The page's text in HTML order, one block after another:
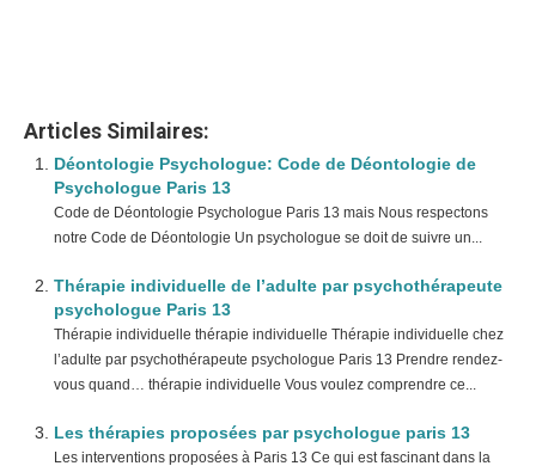
Articles Similaires:
Déontologie Psychologue: Code de Déontologie de
Psychologue Paris 13
Code de Déontologie Psychologue Paris 13 mais Nous respectons
notre Code de Déontologie Un psychologue se doit de suivre un...
Thérapie individuelle de l’adulte par psychothérapeute
psychologue Paris 13
Thérapie individuelle thérapie individuelle Thérapie individuelle chez
l’adulte par psychothérapeute psychologue Paris 13 Prendre rendez-
vous quand… thérapie individuelle Vous voulez comprendre ce...
Les thérapies proposées par psychologue paris 13
Les interventions proposées à Paris 13 Ce qui est fascinant dans la